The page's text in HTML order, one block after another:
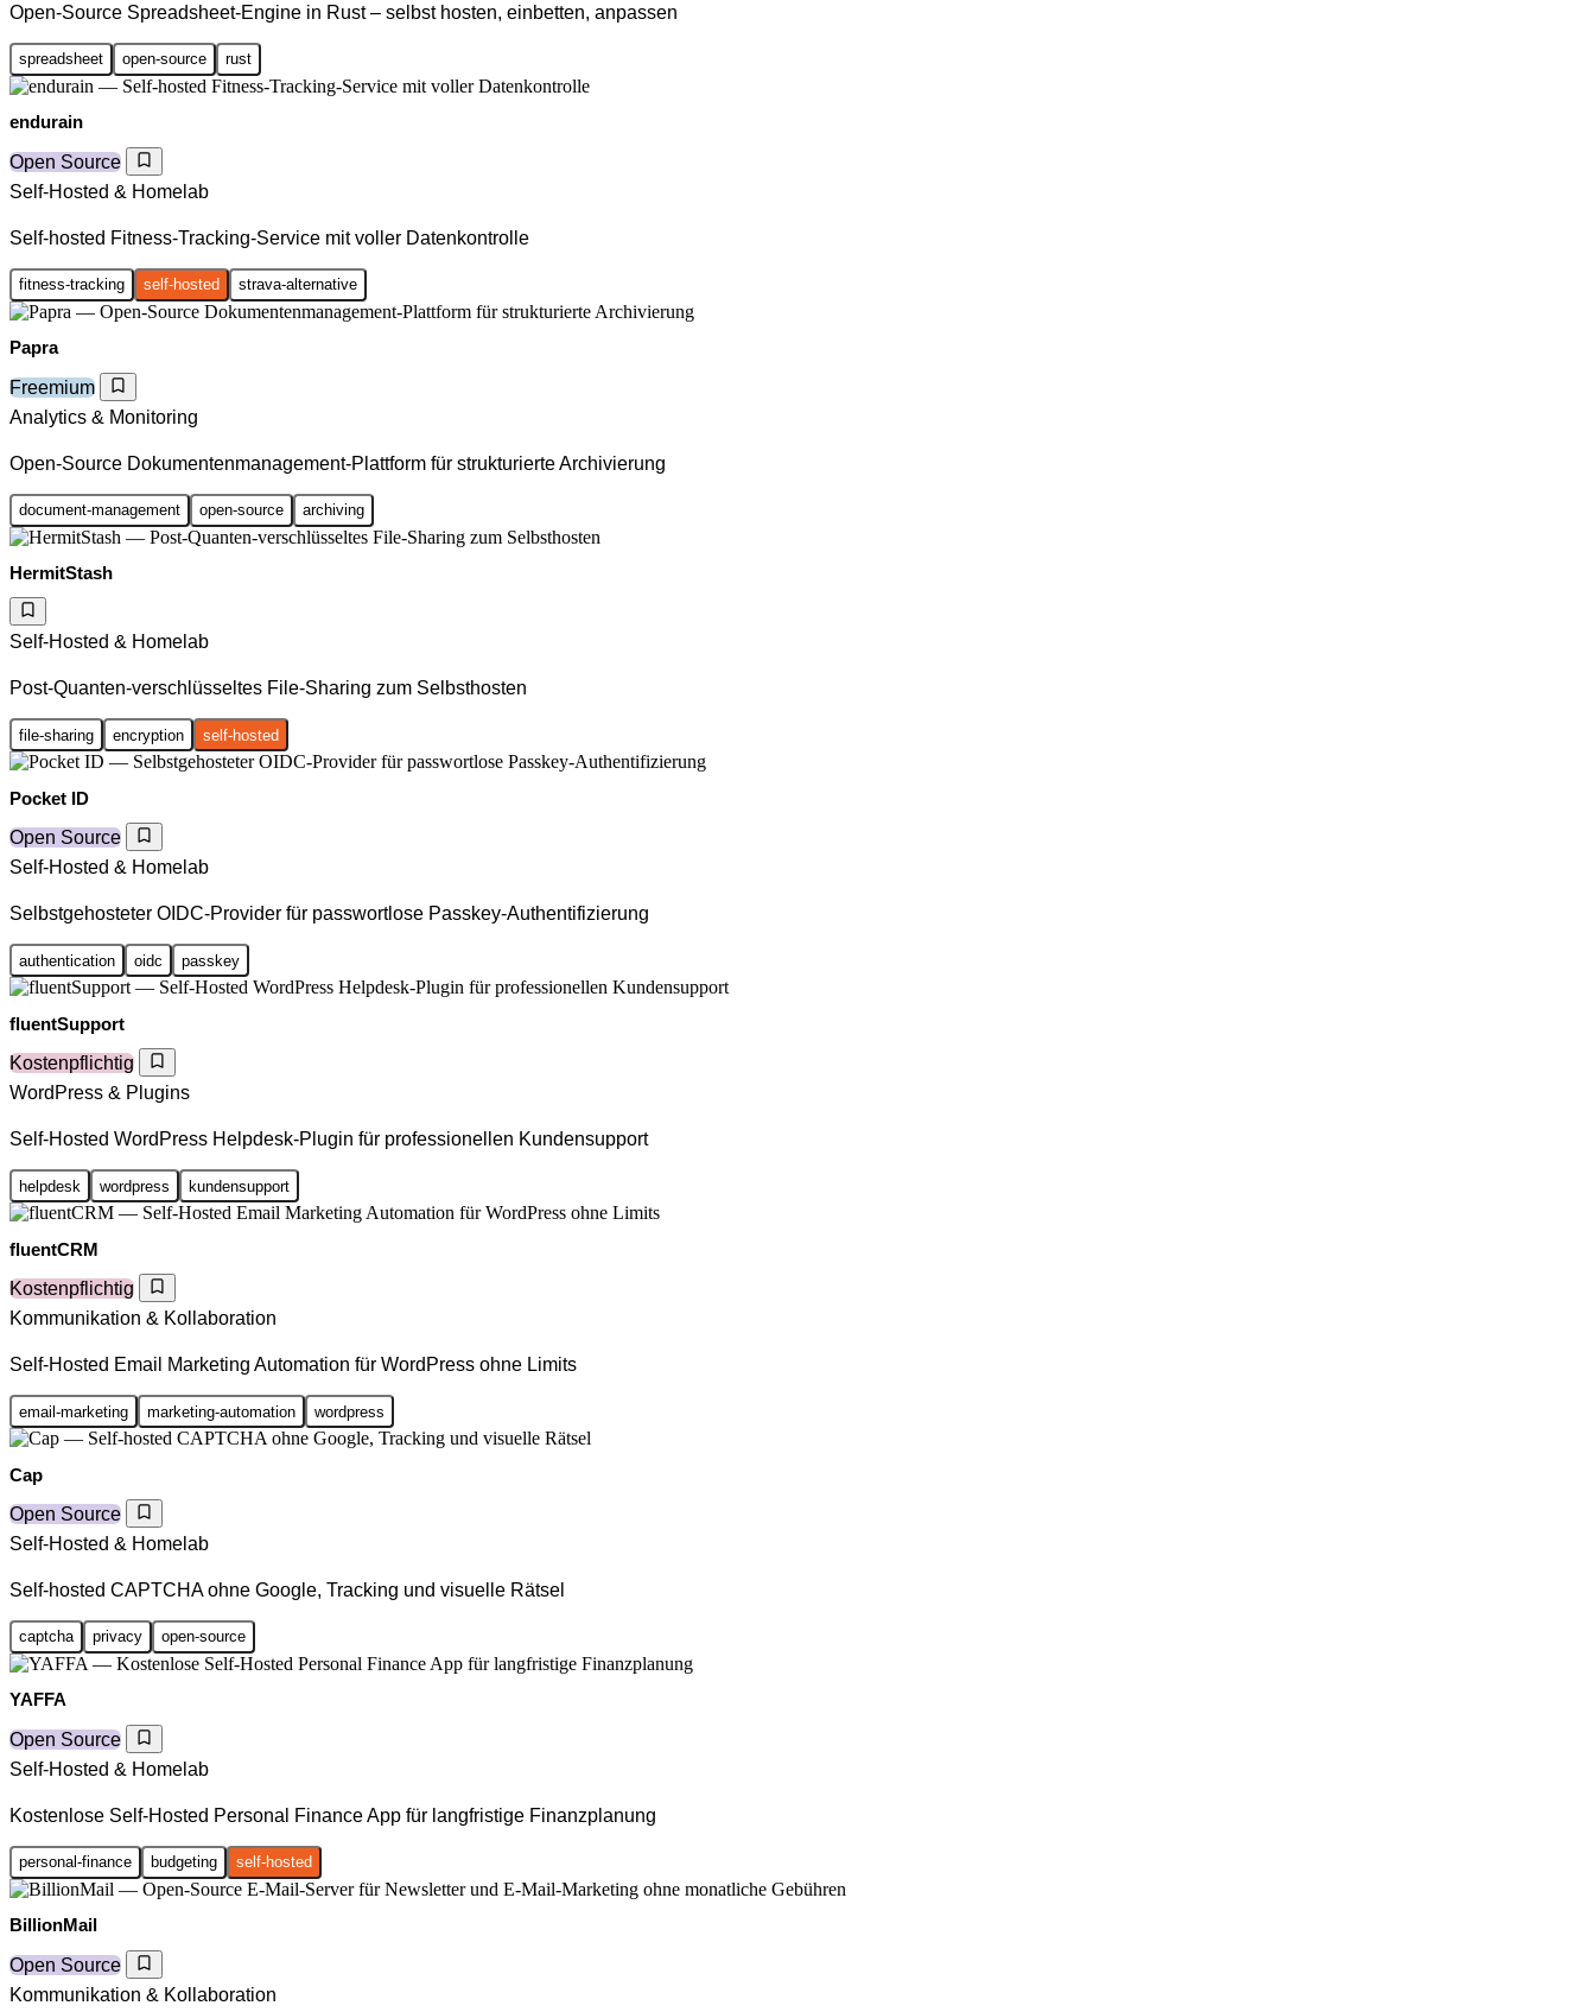
Open-Source Spreadsheet-Engine in Rust – selbst hosten, einbetten, anpassen
spreadsheet open-source rust
endurain
Open Source
Self-Hosted & Homelab
Self-hosted Fitness-Tracking-Service mit voller Datenkontrolle
fitness-tracking self-hosted strava-alternative
Papra
Freemium
Analytics & Monitoring
Open-Source Dokumentenmanagement-Plattform für strukturierte Archivierung
document-management open-source archiving
HermitStash
Self-Hosted & Homelab
Post-Quanten-verschlüsseltes File-Sharing zum Selbsthosten
file-sharing encryption self-hosted
Pocket ID
Open Source
Self-Hosted & Homelab
Selbstgehosteter OIDC-Provider für passwortlose Passkey-Authentifizierung
authentication oidc passkey
fluentSupport
Kostenpflichtig
WordPress & Plugins
Self-Hosted WordPress Helpdesk-Plugin für professionellen Kundensupport
helpdesk wordpress kundensupport
fluentCRM
Kostenpflichtig
Kommunikation & Kollaboration
Self-Hosted Email Marketing Automation für WordPress ohne Limits
email-marketing marketing-automation wordpress
Cap
Open Source
Self-Hosted & Homelab
Self-hosted CAPTCHA ohne Google, Tracking und visuelle Rätsel
captcha privacy open-source
YAFFA
Open Source
Self-Hosted & Homelab
Kostenlose Self-Hosted Personal Finance App für langfristige Finanzplanung
personal-finance budgeting self-hosted
BillionMail
Open Source
Kommunikation & Kollaboration